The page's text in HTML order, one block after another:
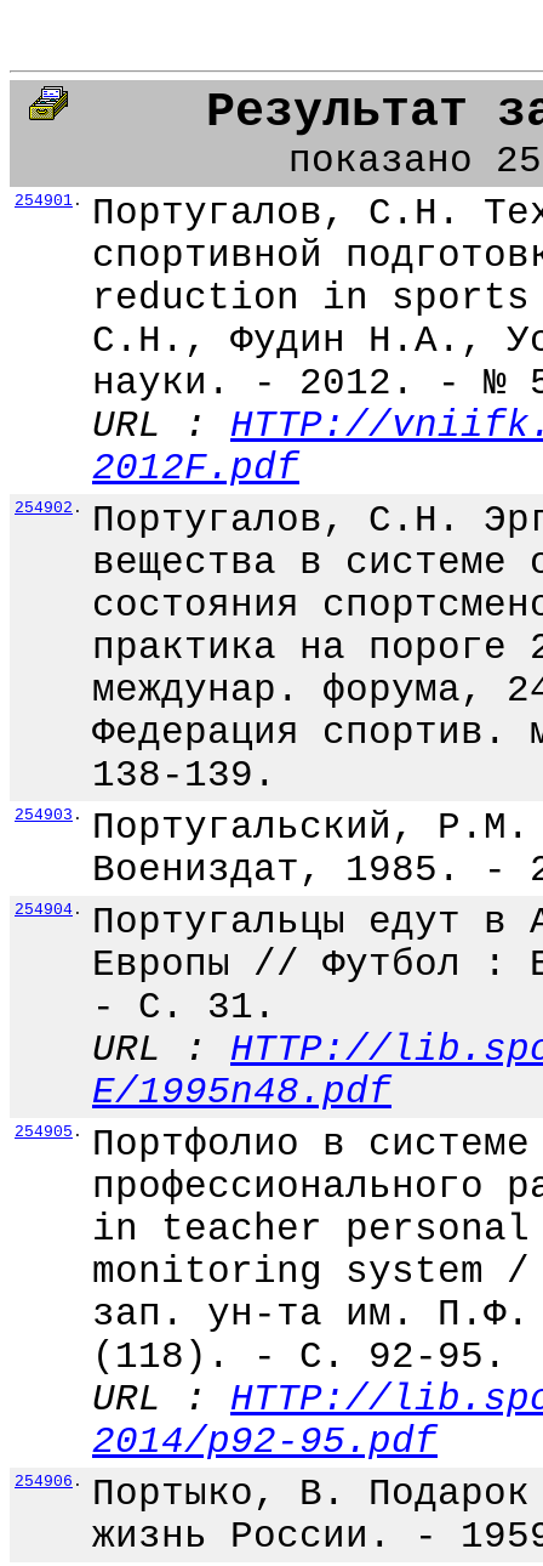
Результат
показано
254901 .
Португалов, С.Н.
спортивной
reduction in sports
С.Н., Фудин Н.А.,
науки. - 2012. - №
URL : HTTP://
2012F.pdf
254902 .
Португалов, С.Н.
вещества в системе
состояния
практика на
междунар. форума,
Федерация
138-139.
254903 .
Португальский,
Воениздат, 1985. -
254904 .
Португальцы едут в
Европы // Футбол :
- С. 31.
URL : HTTP://
E/1995n48.pdf
254905 .
Портфолио в
in teacher personal
monitoring system
зап. ун-та им.
(118). - С. 92-95.
URL : HTTP://
2014/p92-95.pdf
254906 .
Портыко, В.
жизнь России. -